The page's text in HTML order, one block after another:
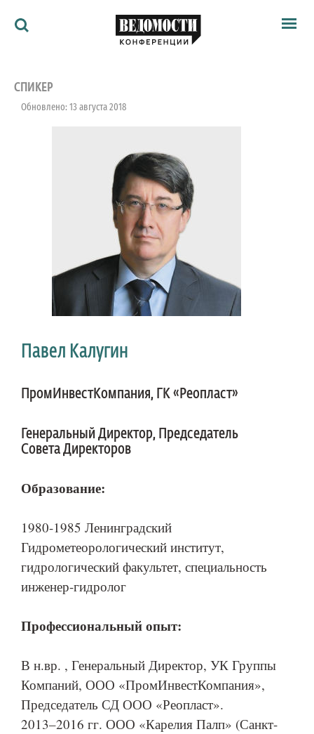
Архив
Ведомости
Как потратить
СПИКЕР
Обновлено: 13 августа 2018
Павел Калугин
ПромИнвестКомпания, ГК «Реопласт»
Генеральный Директор, Председатель
Совета Директоров
Образование:
1980-1985 Ленинградский
Гидрометеорологический институт,
гидрологический факультет, специальность
инженер-гидролог
Профессиональный опыт:
В н.вр. , Генеральный Директор, УК Группы
Компаний, ООО «ПромИнвестКомпания»,
Председатель СД ООО «Реопласт».
2013–2016 гг. ООО «Карелия Палп» (Санкт-